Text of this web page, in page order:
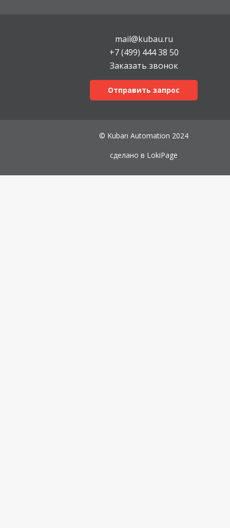
mail@kubau.ru
+7 (499) 444 38 50
Заказать звонок
Отправить запрос
© Kuban Automation 2024
сделано в LokiPage